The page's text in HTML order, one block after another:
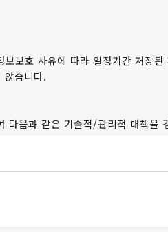
의 사전 동의없이는 그 범위를 초과
는 경우에는 예외로합니다.
구가 있을 시 지체없이 파기합니다.
후 파기합니다.
적 외 개인정보 처리금지, 기술적
수탁자가 개인정보를 안전하게 처
보호 사유에 따라 일정기간 저장된
습니다.
음과 같은 기술적/관리적 대책을